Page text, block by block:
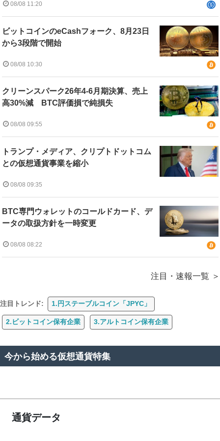
08/08 11:20
ビットコインのeCashフォーク、8月23日
から3段階で開始
08/08 10:30
クリーンスパーク26年4-6月期決算、売上
高30%減 BTC評価損で純損失
08/08 09:55
トランプ・メディア、クリプトドットコム
との仮想通貨事業を縮小
08/08 09:35
BTC専門ウォレットのコールドカード、デ
ータの取扱方針を一時変更
08/08 08:22
注目・速報一覧
注目トレンド: 1.円ステーブルコイン「JPYC」
2.ビットコイン保有企業 3.アルトコイン保有企業
今から始める仮想通貨特集
通貨データ